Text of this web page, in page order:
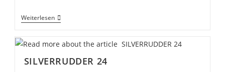
WeiterlesenReisebericht
Segelzentrum
Auf
Lefkas
SILVERRUDDER 24